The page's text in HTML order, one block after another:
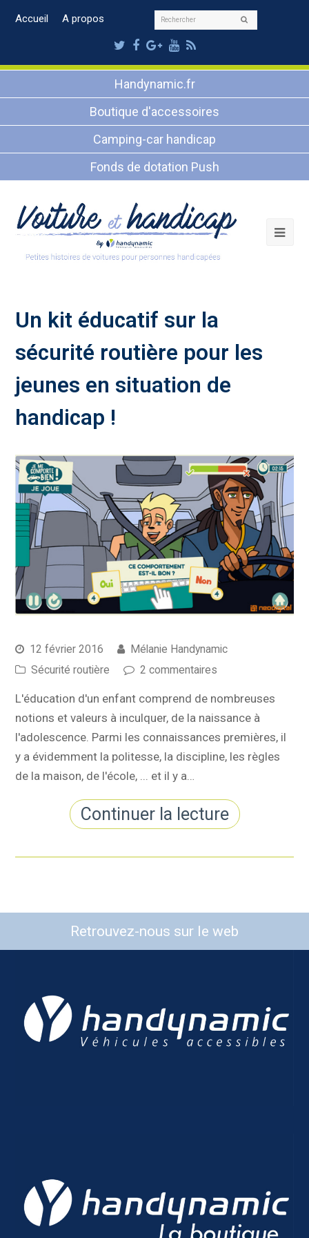
Accueil A propos Rechercher
Twitter
Facebook
Google
Plus
Youtube
RSS
Handynamic.fr
Boutique d'accessoires
Camping-car handicap
Fonds de dotation Push
Un kit éducatif sur la
sécurité routière pour les
jeunes en situation de
handicap !
12 février 2016
Mélanie Handynamic
Sécurité routière
2 commentaires
L'éducation d'un enfant comprend de nombreuses
notions et valeurs à inculquer, de la naissance à
l'adolescence. Parmi les connaissances premières, il
y a évidemment la politesse, la discipline, les règles
de la maison, de l'école, ... et il y a…
Continuer la lecture
Retrouvez-nous sur le web